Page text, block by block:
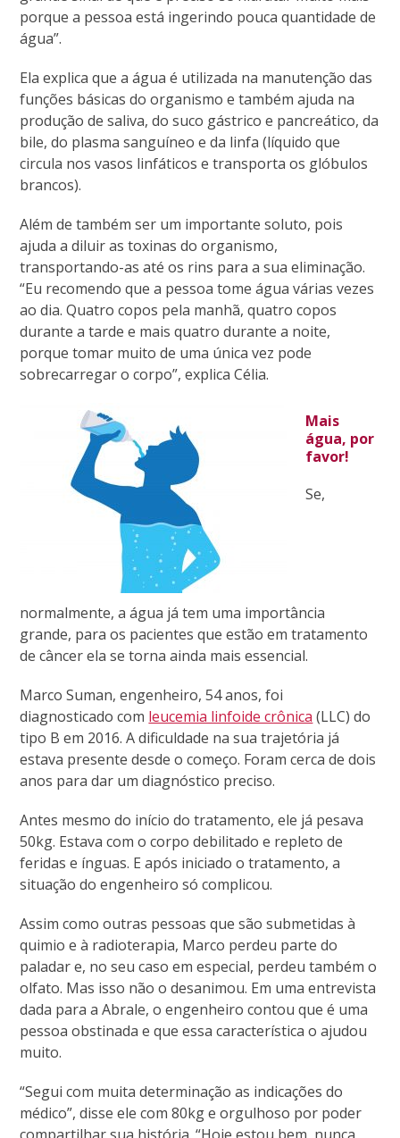
porque a pessoa está ingerindo pouca quantidade de
água”.
Ela explica que a água é utilizada na manutenção das
funções básicas do organismo e também ajuda na
produção de saliva, do suco gástrico e pancreático, da
bile, do plasma sanguíneo e da linfa (líquido que
circula nos vasos linfáticos e transporta os glóbulos
brancos).
Além de também ser um importante soluto, pois
ajuda a diluir as toxinas do organismo,
transportando-as até os rins para a sua eliminação.
“Eu recomendo que a pessoa tome água várias vezes
ao dia. Quatro copos pela manhã, quatro copos
durante a tarde e mais quatro durante a noite,
porque tomar muito de uma única vez pode
sobrecarregar o corpo”, explica Célia.
Mais
água, por
favor!
Se,
normalmente, a água já tem uma importância
grande, para os pacientes que estão em tratamento
de câncer ela se torna ainda mais essencial.
Marco Suman, engenheiro, 54 anos, foi
diagnosticado com leucemia linfoide crônica (LLC) do
tipo B em 2016. A dificuldade na sua trajetória já
estava presente desde o começo. Foram cerca de dois
anos para dar um diagnóstico preciso.
Antes mesmo do início do tratamento, ele já pesava
50kg. Estava com o corpo debilitado e repleto de
feridas e ínguas. E após iniciado o tratamento, a
situação do engenheiro só complicou.
Assim como outras pessoas que são submetidas à
quimio e à radioterapia, Marco perdeu parte do
paladar e, no seu caso em especial, perdeu também o
olfato. Mas isso não o desanimou. Em uma entrevista
dada para a Abrale, o engenheiro contou que é uma
pessoa obstinada e que essa característica o ajudou
muito.
“Segui com muita determinação as indicações do
médico”, disse ele com 80kg e orgulhoso por poder